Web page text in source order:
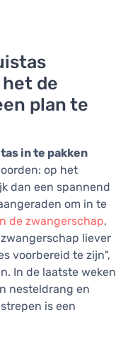
de
plan te
in te pakken
op het
dan een spannend
om in te
de zwangerschap,
liever
voorbereid te zijn",
In de laatste weken
nesteldrang en
is een